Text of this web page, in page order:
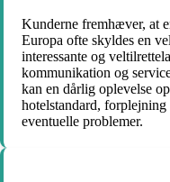
Kunderne fremhæver, at
Europa ofte skyldes en
interessante og
kommunikation og
kan en dårlig oplevelse
hotelstandard,
eventuelle problemer.